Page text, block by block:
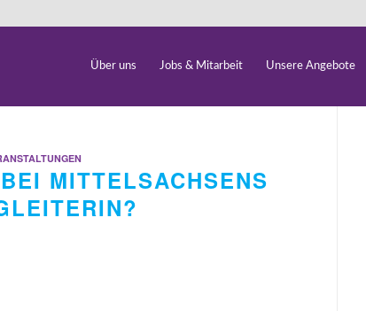
Über uns Jobs & Mitarbeit Unsere Angebote
MITTELSACHSENS